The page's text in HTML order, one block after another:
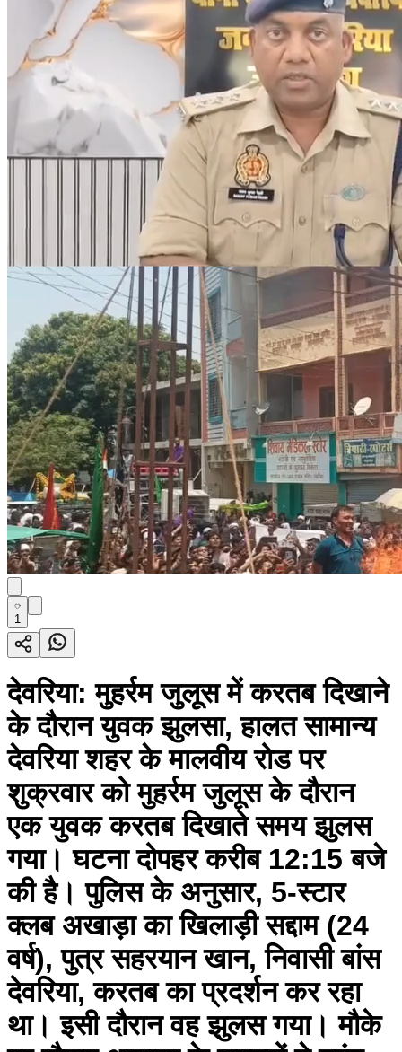
1
देवरिया: मुहर्रम जुलूस में करतब दिखाने
के दौरान युवक झुलसा, हालत सामान्य
देवरिया शहर के मालवीय रोड पर
शुक्रवार को मुहर्रम जुलूस के दौरान
एक युवक करतब दिखाते समय झुलस
गया। घटना दोपहर करीब 12:15 बजे
की है। पुलिस के अनुसार, 5-स्टार
क्लब अखाड़ा का खिलाड़ी सद्दाम (24
वर्ष), पुत्र सहरयान खान, निवासी बांस
देवरिया, करतब का प्रदर्शन कर रहा
था। इसी दौरान वह झुलस गया। मौके